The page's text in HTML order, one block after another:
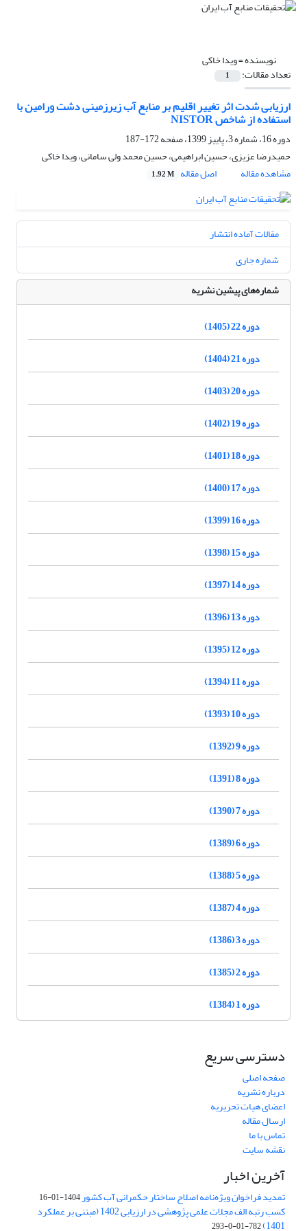
نویسنده =ویدا خاکی
تعداد مقالات: 1
ارزیابی شدت اثر تغییر اقلیم بر منابع آب زیرزمینی دشت ورامین با
استفاده از شاخص NISTOR
دوره 16، شماره 3، پاییز 1399، صفحه
172-187
حمیدرضا عزیزی، حسین ابراهیمی، حسین محمد ولی سامانی، ویدا خاکی
مشاهده مقاله
اصل مقاله 1.92 M
مقالات آماده انتشار
شماره جاری
شماره‌های پیشین نشریه
دوره 22 (1405)
دوره 21 (1404)
دوره 20 (1403)
دوره 19 (1402)
دوره 18 (1401)
دوره 17 (1400)
دوره 16 (1399)
دوره 15 (1398)
دوره 14 (1397)
دوره 13 (1396)
دوره 12 (1395)
دوره 11 (1394)
دوره 10 (1393)
دوره 9 (1392)
دوره 8 (1391)
دوره 7 (1390)
دوره 6 (1389)
دوره 5 (1388)
دوره 4 (1387)
دوره 3 (1386)
دوره 2 (1385)
دوره 1 (1384)
دسترسی سریع
صفحه اصلی
درباره نشریه
اعضای هیات تحریریه
ارسال مقاله
تماس با ما
نقشه سایت
آخرین اخبار
تمدید فراخوان ویژه‌نامه اصلاح ساختار حکمرانی آب کشور1404-01-16
کسب رتبه الف مجلات علمی پژوهشی در ارزیابی 1402 (مبتنی بر عملکرد
1401)
782-01-0-293